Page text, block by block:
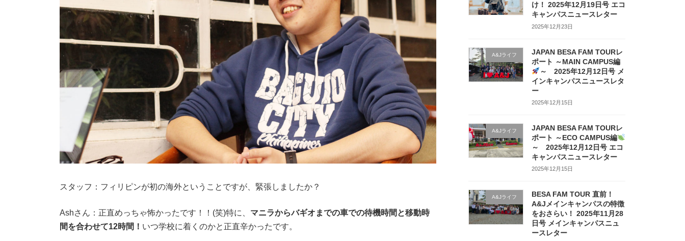
スタッフ：フィリピンが初の海外ということですが、緊張しましたか？
Ashさん：正直めっちゃ怖かったです！！ (笑)特に、 マニラからバギオまでの車での待機時間と移動時
間を合わせて12時間！ いつ学校に着くのかと正直辛かったです。
け！ 2025年12月19日号 エコ
キャンパスニュースレター
2025年12月23日
A&Jライフ
JAPAN BESA FAM TOURレ
ポート ～MAIN CAMPUS編
～ 2025年12月12日号 メ
インキャンパスニュースレタ
ー
2025年12月15日
A&Jライフ
JAPAN BESA FAM TOURレ
ポート ～ECO CAMPUS編
～ 2025年12月12日号 エコ
キャンパスニュースレター
2025年12月15日
A&Jライフ
BESA FAM TOUR 直前！
A&Jメインキャンパスの特徴
をおさらい！ 2025年11月28
日号 メインキャンパスニュ
ースレター